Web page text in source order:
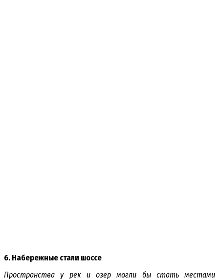
6. Набережные стали шоссе
Пространства у рек и озер могли бы стать местами